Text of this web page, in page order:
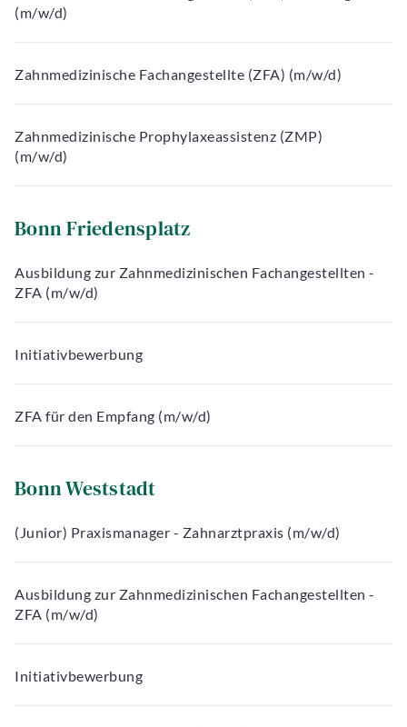
(m/w/d)
Zahnmedizinische Fachangestellte (ZFA) (m/w/d)
Zahnmedizinische Prophylaxeassistenz (ZMP)
(m/w/d)
Bonn Friedensplatz
Ausbildung zur Zahnmedizinischen Fachangestellten -
ZFA (m/w/d)
Initiativbewerbung
ZFA für den Empfang (m/w/d)
Bonn Weststadt
(Junior) Praxismanager - Zahnarztpraxis (m/w/d)
Ausbildung zur Zahnmedizinischen Fachangestellten -
ZFA (m/w/d)
Initiativbewerbung